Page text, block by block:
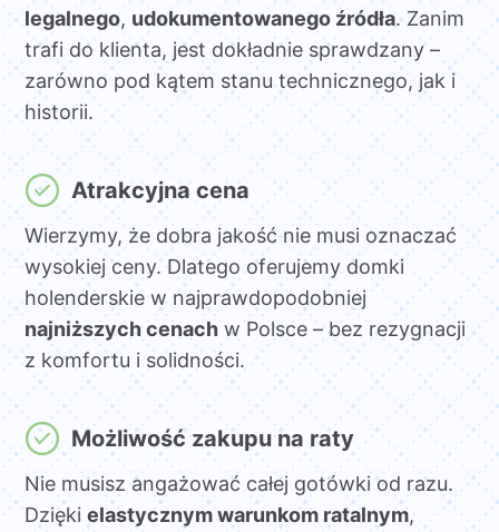
legalnego, udokumentowanego źródła. Zanim
trafi do klienta, jest dokładnie sprawdzany –
zarówno pod kątem stanu technicznego, jak i
historii.
Atrakcyjna cena
Wierzymy, że dobra jakość nie musi oznaczać
wysokiej ceny. Dlatego oferujemy domki
holenderskie w najprawdopodobniej
najniższych cenachw Polsce – bez rezygnacji
z komfortu i solidności.
Możliwość zakupu na raty
Nie musisz angażować całej gotówki od razu.
Dziękielastycznym warunkom ratalnym,